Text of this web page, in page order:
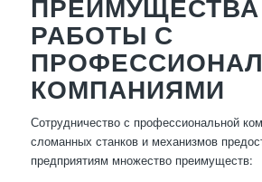
ПРЕИМУЩЕСТВА
РАБОТЫ С
КОМПАНИЯМИ
Сотрудничество с профессиональной
сломанных станков и механизмов
предприятиям множество преимуществ: